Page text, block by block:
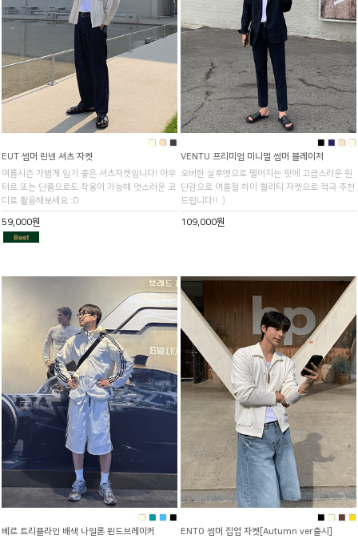
■ ■ ■
EUT 썸머 린넨 셔츠 자켓
여름시즌 가볍게 입기 좋은 셔츠자켓입니다! 아우
터로 또는 단품으로도 착용이 가능해 멋스러운 코
디로 활용해보세요 :D
59,000원
■ ■ ■ ■
VENTU 프리미엄 미니멀 썸머 블레이저
오버한 실루엣으로 떨어지는 핏에 고급스러운 원
단감으로 여름철 하이 퀄리티 자켓으로 적극 추천
드립니다!! :)
109,000원
■ ■ ■ ■
베르 트리플라인 배색 나일론 윈드브레이커
■ ■ ■ ■
ENTO 썸머 집업 자켓[Autumn ver출시]